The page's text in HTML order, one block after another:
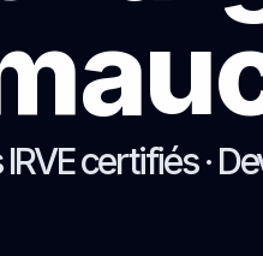
certifiés ·